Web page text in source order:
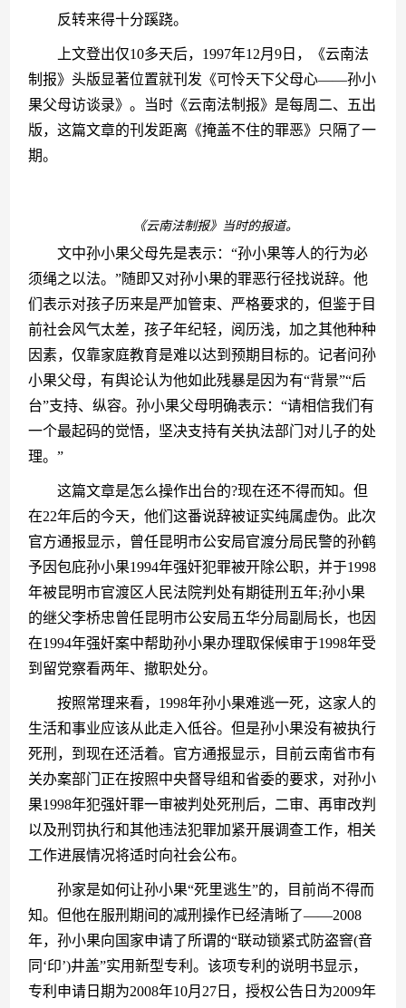
反转来得十分蹊跷。
上文登出仅10多天后，1997年12月9日，《云南法
制报》头版显著位置就刊发《可怜天下父母心——孙小
果父母访谈录》。当时《云南法制报》是每周二、五出
版，这篇文章的刊发距离《掩盖不住的罪恶》只隔了一
期。
《云南法制报》当时的报道。
文中孙小果父母先是表示：“孙小果等人的行为必
须绳之以法。”随即又对孙小果的罪恶行径找说辞。他
们表示对孩子历来是严加管束、严格要求的，但鉴于目
前社会风气太差，孩子年纪轻，阅历浅，加之其他种种
因素，仅靠家庭教育是难以达到预期目标的。记者问孙
小果父母，有舆论认为他如此残暴是因为有“背景”“后
台”支持、纵容。孙小果父母明确表示：“请相信我们有
一个最起码的觉悟，坚决支持有关执法部门对儿子的处
理。”
这篇文章是怎么操作出台的?现在还不得而知。但
在22年后的今天，他们这番说辞被证实纯属虚伪。此次
官方通报显示，曾任昆明市公安局官渡分局民警的孙鹤
予因包庇孙小果1994年强奸犯罪被开除公职，并于1998
年被昆明市官渡区人民法院判处有期徒刑五年;孙小果
的继父李桥忠曾任昆明市公安局五华分局副局长，也因
在1994年强奸案中帮助孙小果办理取保候审于1998年受
到留党察看两年、撤职处分。
按照常理来看，1998年孙小果难逃一死，这家人的
生活和事业应该从此走入低谷。但是孙小果没有被执行
死刑，到现在还活着。官方通报显示，目前云南省市有
关办案部门正在按照中央督导组和省委的要求，对孙小
果1998年犯强奸罪一审被判处死刑后，二审、再审改判
以及刑罚执行和其他违法犯罪加紧开展调查工作，相关
工作进展情况将适时向社会公布。
孙家是如何让孙小果“死里逃生”的，目前尚不得而
知。但他在服刑期间的减刑操作已经清晰了——2008
年，孙小果向国家申请了所谓的“联动锁紧式防盗窨(音
同‘印’)井盖”实用新型专利。该项专利的说明书显示，
专利申请日期为2008年10月27日，授权公告日为2009年